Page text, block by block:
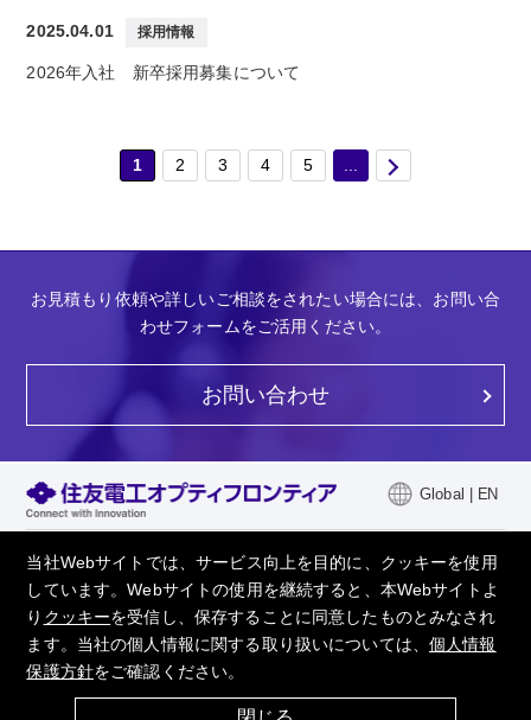
2025.04.01 採用情報
2026年入社 新卒採用募集について
1 2 3 4 5
お見積もり依頼や詳しいご相談をされたい場合には、お問い合
わせフォームをご活用ください。
お問い合わせ
Global | EN
当社について
製品情報
技術情報
会社情報
採用情報
よくあるご質問
ニュース
当社Webサイトでは、サービス向上を目的に、クッキーを使用
しています。Webサイトの使用を継続すると、本Webサイトよ
り クッキーを受信し、保存することに同意したものとみなされ
ます。当社の個人情報に関する取り扱いについては、個人情報
保護方針をご確認ください。